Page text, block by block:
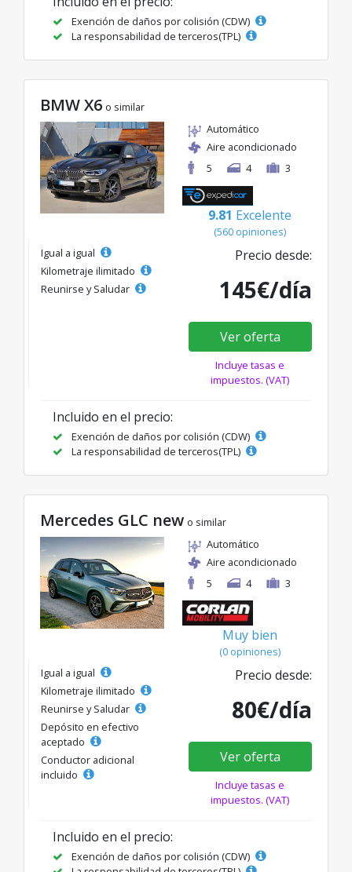
Exención de daños por colisión (CDW)
La responsabilidad de terceros(TPL)
BMW X6 o similar
Automático
Aire acondicionado
5
4 3
9.81 Excelente
(560 opiniones)
Igual a igual
Kilometraje ilimitado
Reunirse y Saludar
Precio desde:
145€/día
Ver oferta
Incluye tasas e
impuestos. (VAT)
Incluido en el precio:
Exención de daños por colisión (CDW)
La responsabilidad de terceros(TPL)
Mercedes GLC new o similar
Automático
Aire acondicionado
5
4 3
Muy bien
(0 opiniones)
Igual a igual
Kilometraje ilimitado
Reunirse y Saludar
Depósito en efectivo
aceptado
Conductor adicional
incluido
Precio desde:
80€/día
Ver oferta
Incluye tasas e
impuestos. (VAT)
Incluido en el precio:
Exención de daños por colisión (CDW)